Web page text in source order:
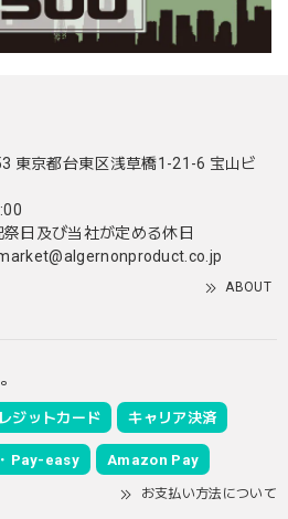
東京都台東区浅草橋1-21-6 宝山ビ
祭日及び当社が定める休日
ABOUT
ジットカード キャリア決済
Pay-easy Amazon Pay
お支払い方法について